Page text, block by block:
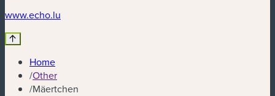
www.echo.lu
Home
/Other
/Mäertchen